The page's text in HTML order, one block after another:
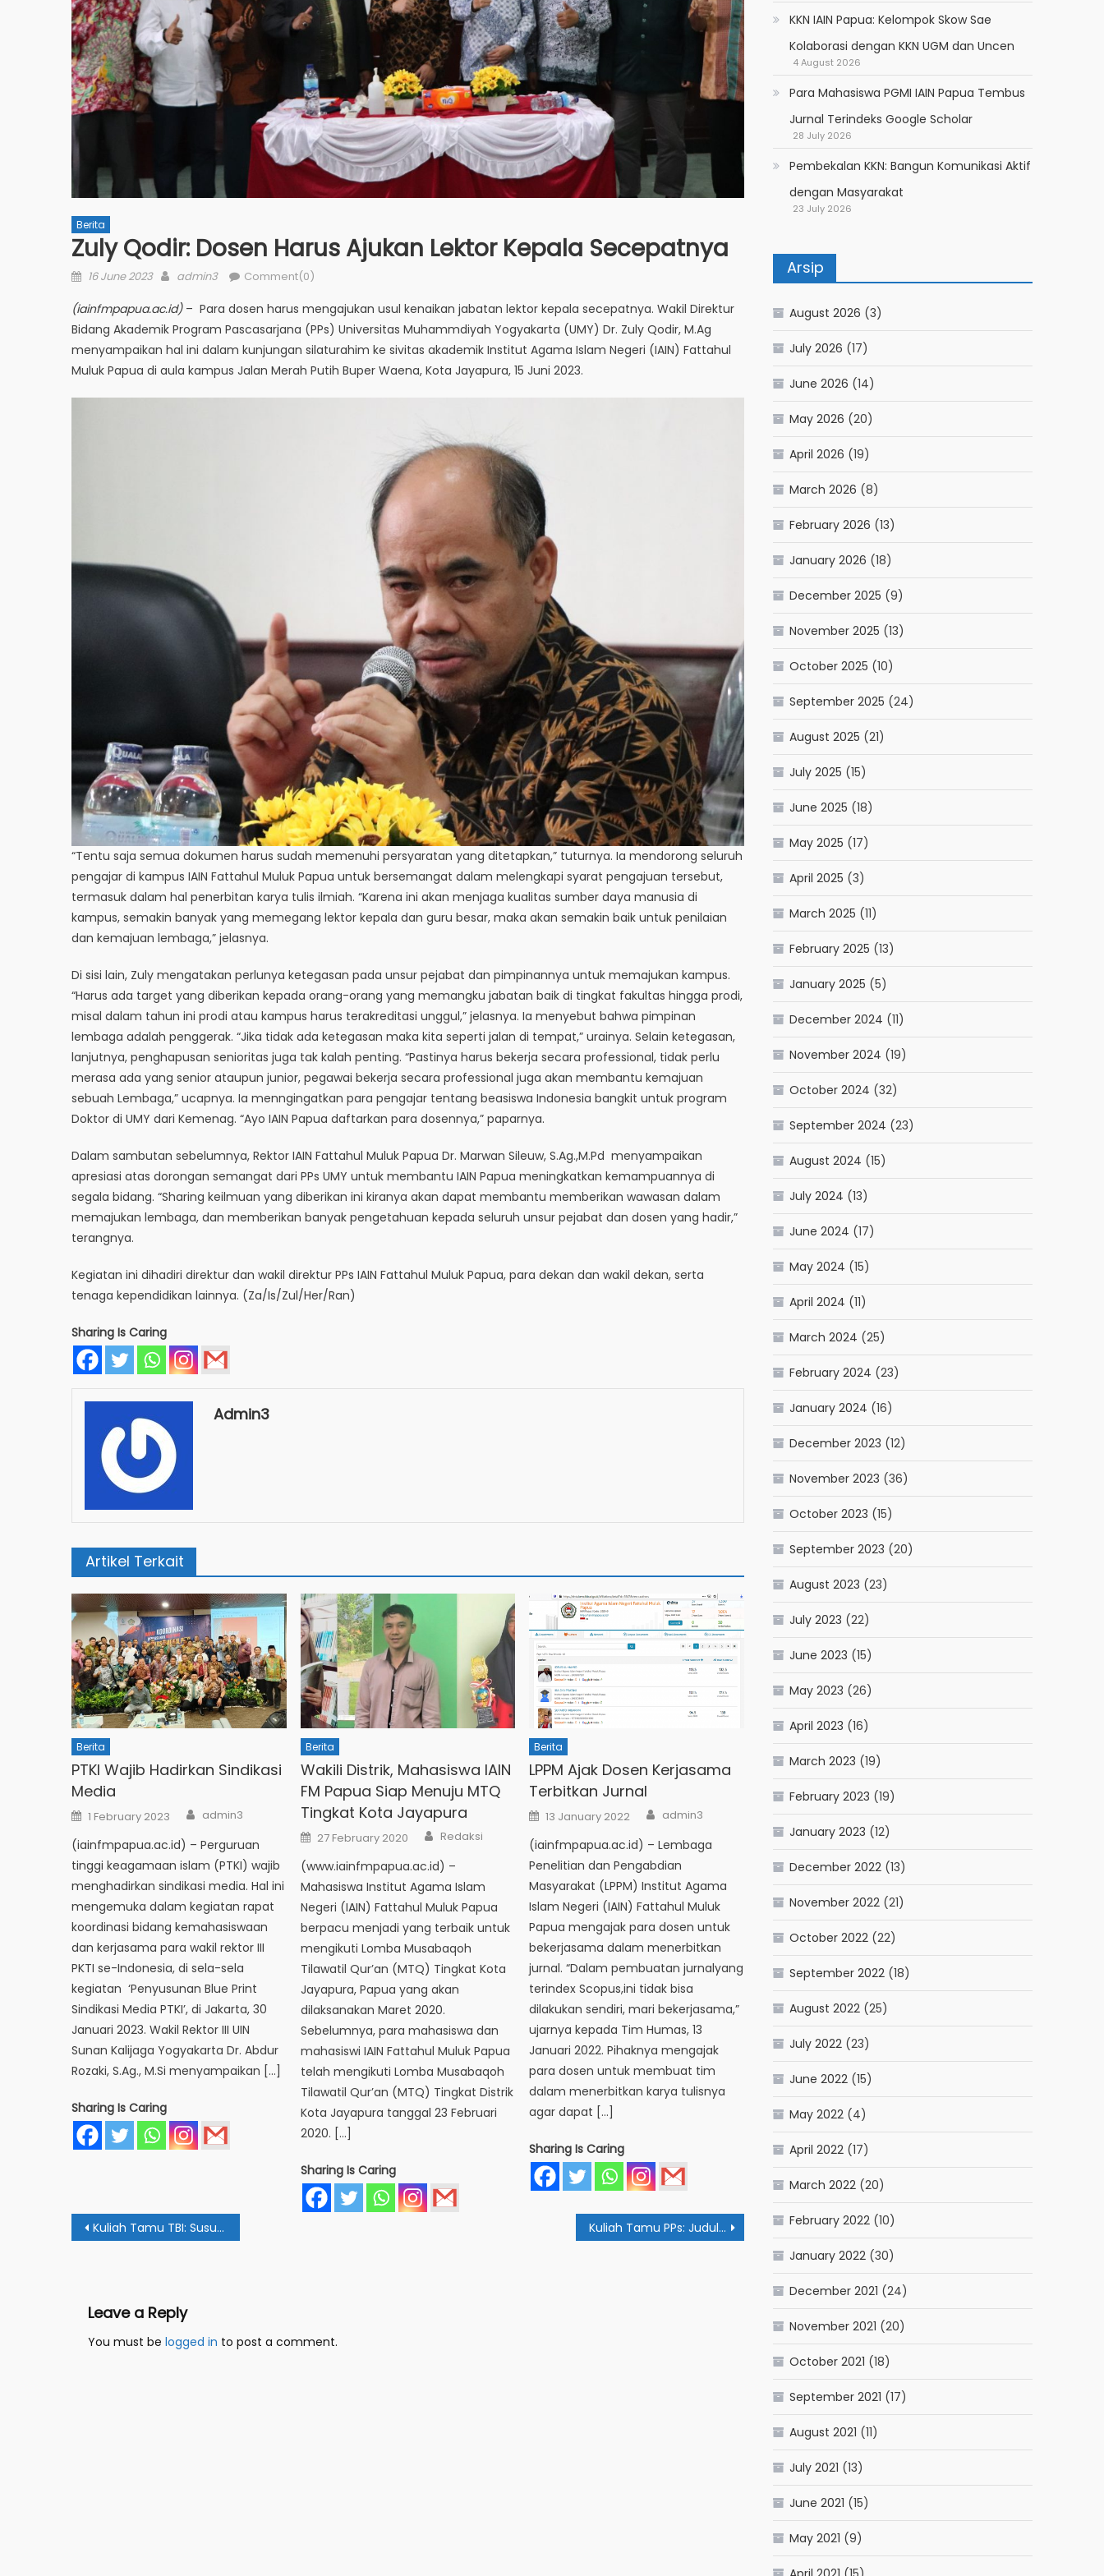
Berita
Zuly Qodir: Dosen Harus Ajukan Lektor Kepala Secepatnya
Posted
16 June 2023 Author
admin3 Comment(0)
(iainfmpapua.ac.id)– Para dosen harus mengajukan usul kenaikan jabatan lektor kepala secepatnya. Wakil Direktur
Bidang Akademik Program Pascasarjana (PPs) Universitas Muhammdiyah Yogyakarta (UMY) Dr. Zuly Qodir, M.Ag
menyampaikan hal ini dalam kunjungan silaturahim ke sivitas akademik Institut Agama Islam Negeri (IAIN) Fattahul
Muluk Papua di aula kampus Jalan Merah Putih Buper Waena, Kota Jayapura, 15 Juni 2023.
“Tentu saja semua dokumen harus sudah memenuhi persyaratan yang ditetapkan,” tuturnya. Ia mendorong seluruh
pengajar di kampus IAIN Fattahul Muluk Papua untuk bersemangat dalam melengkapi syarat pengajuan tersebut,
termasuk dalam hal penerbitan karya tulis ilmiah. “Karena ini akan menjaga kualitas sumber daya manusia di
kampus, semakin banyak yang memegang lektor kepala dan guru besar, maka akan semakin baik untuk penilaian
dan kemajuan lembaga,” jelasnya.
Di sisi lain, Zuly mengatakan perlunya ketegasan pada unsur pejabat dan pimpinannya untuk memajukan kampus.
“Harus ada target yang diberikan kepada orang-orang yang memangku jabatan baik di tingkat fakultas hingga prodi,
misal dalam tahun ini prodi atau kampus harus terakreditasi unggul,” jelasnya. Ia menyebut bahwa pimpinan
lembaga adalah penggerak. “Jika tidak ada ketegasan maka kita seperti jalan di tempat,” urainya. Selain ketegasan,
lanjutnya, penghapusan senioritas juga tak kalah penting. “Pastinya harus bekerja secara professional, tidak perlu
merasa ada yang senior ataupun junior, pegawai bekerja secara professional juga akan membantu kemajuan
sebuah Lembaga,” ucapnya. Ia menngingatkan para pengajar tentang beasiswa Indonesia bangkit untuk program
Doktor di UMY dari Kemenag. “Ayo IAIN Papua daftarkan para dosennya,” paparnya.
Dalam sambutan sebelumnya, Rektor IAIN Fattahul Muluk Papua Dr. Marwan Sileuw, S.Ag.,M.Pd menyampaikan
apresiasi atas dorongan semangat dari PPs UMY untuk membantu IAIN Papua meningkatkan kemampuannya di
segala bidang. “Sharing keilmuan yang diberikan ini kiranya akan dapat membantu memberikan wawasan dalam
memajukan lembaga, dan memberikan banyak pengetahuan kepada seluruh unsur pejabat dan dosen yang hadir,”
terangnya.
Kegiatan ini dihadiri direktur dan wakil direktur PPs IAIN Fattahul Muluk Papua, para dekan dan wakil dekan, serta
tenaga kependidikan lainnya. (Za/Is/Zul/Her/Ran)
Sharing Is Caring
Admin3
Artikel Terkait
Berita
PTKI Wajib Hadirkan Sindikasi
Media
Posted
on
1 February 2023 Author
admin3
(iainfmpapua.ac.id) – Perguruan
tinggi keagamaan islam (PTKI) wajib
menghadirkan sindikasi media. Hal ini
mengemuka dalam kegiatan rapat
koordinasi bidang kemahasiswaan
dan kerjasama para wakil rektor III
PKTI se-Indonesia, di sela-sela
kegiatan ‘Penyusunan Blue Print
Sindikasi Media PTKI’, di Jakarta, 30
Januari 2023. Wakil Rektor III UIN
Sunan Kalijaga Yogyakarta Dr. Abdur
Rozaki, S.Ag., M.Si menyampaikan […]
Sharing Is Caring
Berita
Wakili Distrik, Mahasiswa IAIN
FM Papua Siap Menuju MTQ
Tingkat Kota Jayapura
Posted
on
27 February 2020 Author
Redaksi
(www.iainfmpapua.ac.id) –
Mahasiswa Institut Agama Islam
Negeri (IAIN) Fattahul Muluk Papua
berpacu menjadi yang terbaik untuk
mengikuti Lomba Musabaqoh
Tilawatil Qur’an (MTQ) Tingkat Kota
Jayapura, Papua yang akan
dilaksanakan Maret 2020.
Sebelumnya, para mahasiswa dan
mahasiswi IAIN Fattahul Muluk Papua
telah mengikuti Lomba Musabaqoh
Tilawatil Qur’an (MTQ) Tingkat Distrik
Kota Jayapura tanggal 23 Februari
2020. […]
Sharing Is Caring
Berita
LPPM Ajak Dosen Kerjasama
Terbitkan Jurnal
Posted
on
13 January 2022 Author
admin3
(iainfmpapua.ac.id) – Lembaga
Penelitian dan Pengabdian
Masyarakat (LPPM) Institut Agama
Islam Negeri (IAIN) Fattahul Muluk
Papua mengajak para dosen untuk
bekerjasama dalam menerbitkan
jurnal. “Dalam pembuatan jurnalyang
terindex Scopus,ini tidak bisa
dilakukan sendiri, mari bekerjasama,”
ujarnya kepada Tim Humas, 13
Januari 2022. Pihaknya mengajak
para dosen untuk membuat tim
dalam menerbitkan karya tulisnya
agar dapat […]
Sharing Is Caring
Post
navigation
Kuliah Tamu TBI: Susun Skripsi Dengan Bantuan ICT Kuliah Tamu PPs: Judul Karya Ilmiah Jangan Berbelit-Belit
Leave a Reply
You must be logged in to post a comment.
KKN IAIN Papua: Kelompok Skow Sae
Kolaborasi dengan KKN UGM dan Uncen
4 August 2026
Para Mahasiswa PGMI IAIN Papua Tembus
Jurnal Terindeks Google Scholar
28 July 2026
Pembekalan KKN: Bangun Komunikasi Aktif
dengan Masyarakat
23 July 2026
Arsip
August 2026 (3)
July 2026 (17)
June 2026 (14)
May 2026 (20)
April 2026 (19)
March 2026 (8)
February 2026 (13)
January 2026 (18)
December 2025 (9)
November 2025 (13)
October 2025 (10)
September 2025 (24)
August 2025 (21)
July 2025 (15)
June 2025 (18)
May 2025 (17)
April 2025 (3)
March 2025 (11)
February 2025 (13)
January 2025 (5)
December 2024 (11)
November 2024 (19)
October 2024 (32)
September 2024 (23)
August 2024 (15)
July 2024 (13)
June 2024 (17)
May 2024 (15)
April 2024 (11)
March 2024 (25)
February 2024 (23)
January 2024 (16)
December 2023 (12)
November 2023 (36)
October 2023 (15)
September 2023 (20)
August 2023 (23)
July 2023 (22)
June 2023 (15)
May 2023 (26)
April 2023 (16)
March 2023 (19)
February 2023 (19)
January 2023 (12)
December 2022 (13)
November 2022 (21)
October 2022 (22)
September 2022 (18)
August 2022 (25)
July 2022 (23)
June 2022 (15)
May 2022 (4)
April 2022 (17)
March 2022 (20)
February 2022 (10)
January 2022 (30)
December 2021 (24)
November 2021 (20)
October 2021 (18)
September 2021 (17)
August 2021 (11)
July 2021 (13)
June 2021 (15)
May 2021 (9)